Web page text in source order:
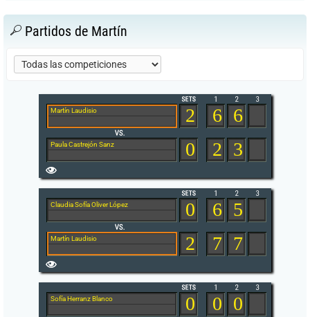
Partidos de Martín
Martín Laudisio
Paula Castrejón Sanz
2
0
6 6
2 3
Claudia Sofía Oliver López
Martín Laudisio
0
2
6 5
7 7
Sofía Herranz Blanco
0
0 0